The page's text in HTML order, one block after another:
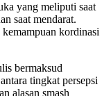
yang meliputi saat
saat mendarat.
kordinasi
bermaksud
tingkat persepsi
alasan smash